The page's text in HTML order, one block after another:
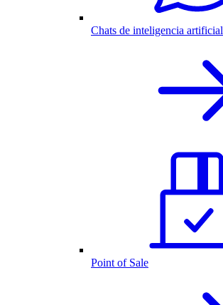
Chats de inteligencia artificial
Point of Sale